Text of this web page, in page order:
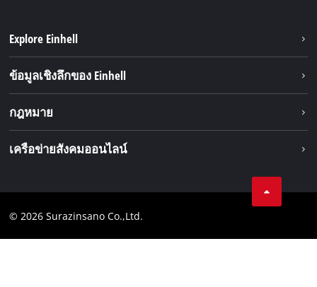
Explore Einhell
ระบบแบตเตอรี่
ข้อมูลเชิงลึกของ Einhell
กฎหมาย
ข้อมูลทางกฎหมาย
เครือข่ายสังคมออนไลน์
© 2026 Surazinsano Co.,Ltd.